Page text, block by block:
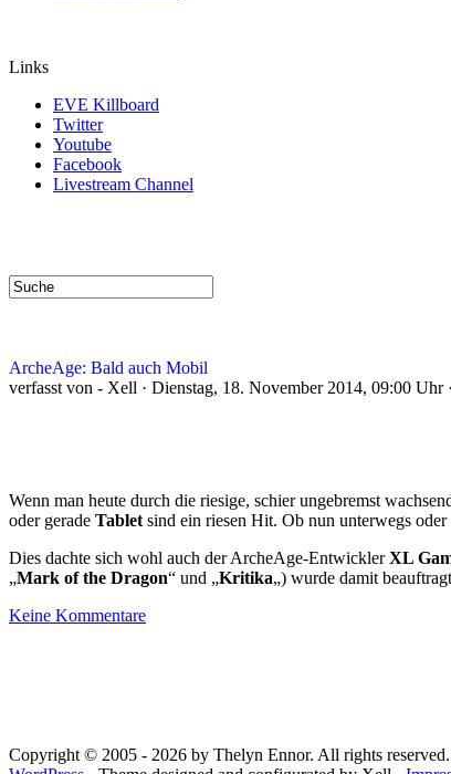
Links
EVE Killboard
Twitter
Youtube
Facebook
Livestream Channel
ArcheAge: Bald auch Mobil
verfasst von - Xell · Dienstag, 18. November 2014, 09:00 Uhr
Wenn man heute durch die riesige, schier ungebremst
oder gerade Tablet sind ein riesen Hit. Ob nun unterwegs oder
Dies dachte sich wohl auch der ArcheAge-EntwicklerXL
„Mark of the Dragon“ und „Kritika„) wurde damit
Keine Kommentare
Copyright © 2005 - 2026 by Thelyn Ennor. All rights reserved.